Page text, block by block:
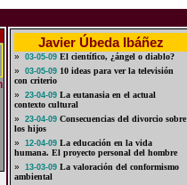
Javier Úbeda Ibáñez
» 03-05-09El científico, ¿ángel o diablo?
»
03-05-0910 ideas para ver la televisión
con criterio
»
23-04-09La eutanasia en el actual
contexto cultural
»
23-04-09Consecuencias del divorcio sobre
los hijos
»
12-04-09La educación en la vida
humana. El proyecto personal del hombre
»
13-03-09La valoración del conformismo
ambiental